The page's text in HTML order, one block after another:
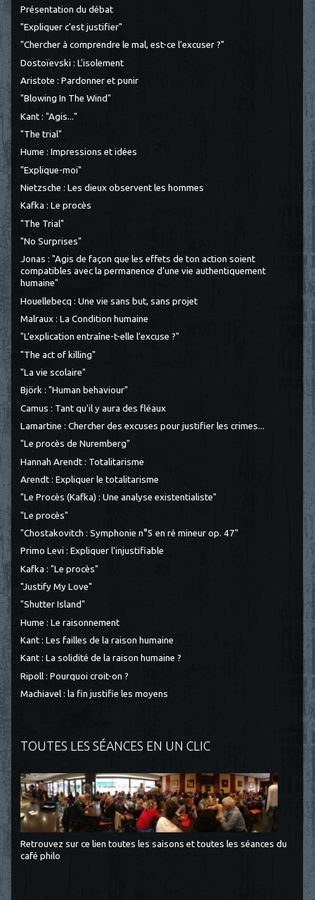
Présentation du débat
"Expliquer c'est justifier"
"Chercher à comprendre le mal, est-ce l’excuser ?"
Dostoïevski : L'isolement
Aristote : Pardonner et punir
"Blowing In The Wind"
Kant : "Agis..."
"The trial"
Hume : Impressions et idées
"Explique-moi"
Nietzsche : Les dieux observent les hommes
Kafka : Le procès
"The Trial"
"No Surprises"
Jonas : "Agis de façon que les effets de ton action soient
compatibles avec la permanence d’une vie authentiquement
humaine"
Houellebecq : Une vie sans but, sans projet
Malraux : La Condition humaine
"L’explication entraîne-t-elle l’excuse ?"
"The act of killing"
"La vie scolaire"
Björk : "Human behaviour"
Camus : Tant qu'il y aura des fléaux
Lamartine : Chercher des excuses pour justifier les crimes...
"Le procès de Nuremberg"
Hannah Arendt : Totalitarisme
Arendt : Expliquer le totalitarisme
"Le Procès (Kafka) : Une analyse existentialiste"
"Le procès"
"Chostakovitch : Symphonie n°5 en ré mineur op. 47"
Primo Levi : Expliquer l'injustifiable
Kafka : "Le procès"
"Justify My Love"
"Shutter Island"
Hume : Le raisonnement
Kant : Les failles de la raison humaine
Kant : La solidité de la raison humaine ?
Ripoll : Pourquoi croit-on ?
Machiavel : la fin justifie les moyens
TOUTES LES SÉANCES EN UN CLIC
Retrouvez sur ce lien toutes les saisons et toutes les séances du
café philo